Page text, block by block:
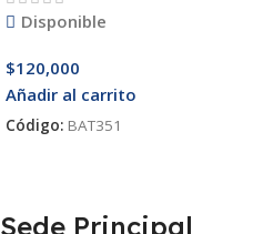
Disponible
$120,000
Añadir al carrito
Código: BAT351
Sede Principal